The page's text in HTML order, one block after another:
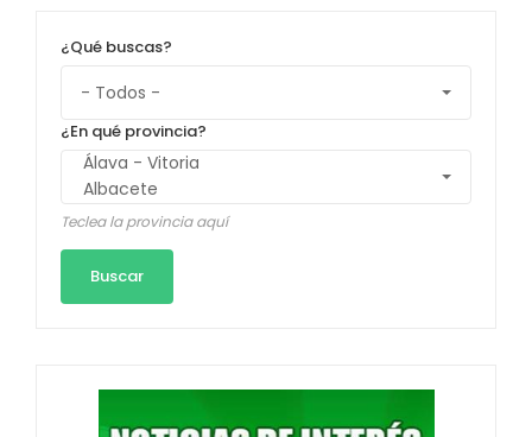
¿Qué buscas?
¿En qué provincia?
Teclea la provincia aquí